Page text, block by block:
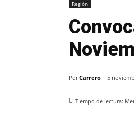
Región
Por Carrero 5
Tiempo de lectura: